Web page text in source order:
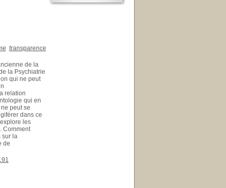
transparence
de la
la Psychiatrie
qui ne peut
relation
qui en
peut se
dans ce
les
Comment
sur la
de